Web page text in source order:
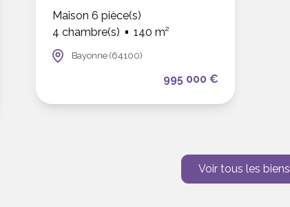
Maison 6 pièce(s)
4 chambre(s)
140 m²
Bayonne (64100)
995 000 €
Voir tous les biens